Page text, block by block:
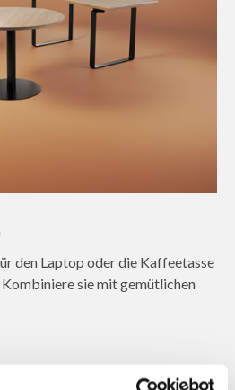
den Laptop oder die Kaffeetasse
sie mit gemütlichen